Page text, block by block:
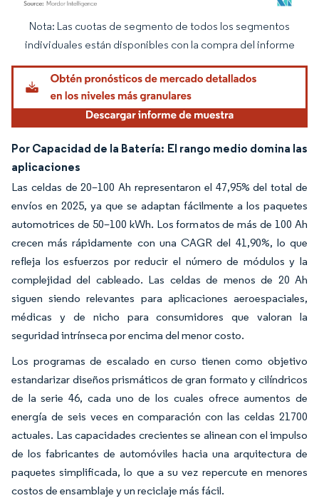
Imagen © Mordor Intelligence. El uso requiere atribución según CC BY 4.0.
Nota: Las cuotas de segmento de todos los segmentos
individuales están disponibles con la compra del informe
Por Capacidad de la Batería: El rango medio domina las
aplicaciones
Las celdas de 20–100 Ah representaron el 47,95% del total de
envíos en 2025, ya que se adaptan fácilmente a los paquetes
automotrices de 50–100 kWh. Los formatos de más de 100 Ah
crecen más rápidamente con una CAGR del 41,90%, lo que
refleja los esfuerzos por reducir el número de módulos y la
complejidad del cableado. Las celdas de menos de 20 Ah
siguen siendo relevantes para aplicaciones aeroespaciales,
médicas y de nicho para consumidores que valoran la
seguridad intrínseca por encima del menor costo.
Los programas de escalado en curso tienen como objetivo
estandarizar diseños prismáticos de gran formato y cilíndricos
de la serie 46, cada uno de los cuales ofrece aumentos de
energía de seis veces en comparación con las celdas 21700
actuales. Las capacidades crecientes se alinean con el impulso
de los fabricantes de automóviles hacia una arquitectura de
paquetes simplificada, lo que a su vez repercute en menores
costos de ensamblaje y un reciclaje más fácil.